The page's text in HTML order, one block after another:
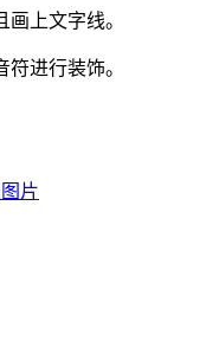
上文字线。
进行装饰。
片